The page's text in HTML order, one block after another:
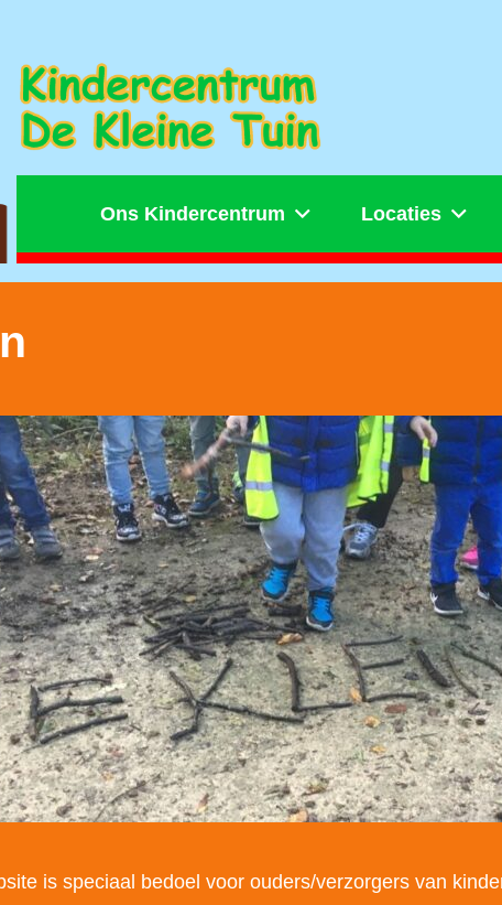
Ons Kindercentrum Locaties
is speciaal bedoel voor ouders/verzorgers van